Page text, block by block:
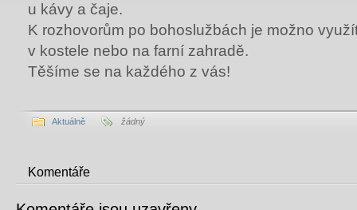
u kávy a čaje.
K rozhovorům po bohoslužbách je možno
v kostele nebo na farní zahradě.
Těšíme se na každého z vás!
Aktuálně žádný
Komentáře